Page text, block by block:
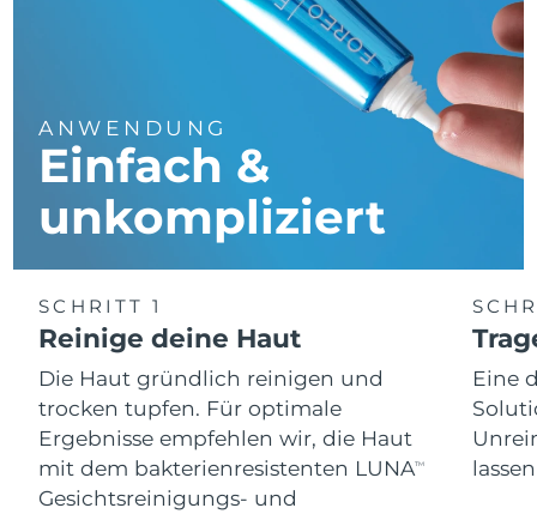
ANWENDUNG
Einfach &
unkompliziert
SCHRITT 1
Reinige deine Haut
Die Haut gründlich reinigen und
trocken tupfen. Für optimale
Ergebnisse empfehlen wir, die Haut
mit dem bakterienresistenten LUNATM
Gesichtsreinigungs- und
Eine